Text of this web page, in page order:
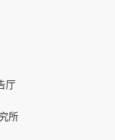
厅
所